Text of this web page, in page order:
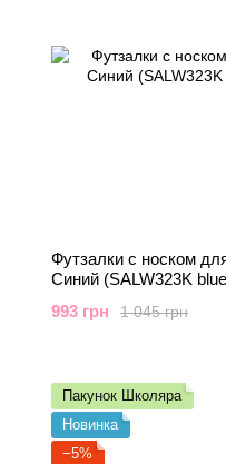
Футзалки с носком
Синий (SALW323K
1 045 грн
993 грн
Пакунок Школяра
Новинка
−5%